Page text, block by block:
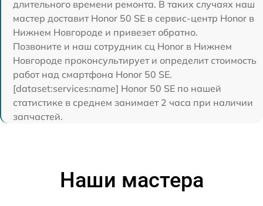
длительного времени ремонта. В таких случаях наш
мастер доставит Honor 50 SE в сервис-центр Honor в
Нижнем Новгороде и привезет обратно.
Позвоните и наш сотрудник сц Honor в Нижнем
Новгороде проконсультирует и определит стоимость
работ над смартфона Honor 50 SE.
[dataset:services:name] Honor 50 SE по нашей
статистике в среднем занимает 2 часа при наличии
запчастей.
Наши мастера